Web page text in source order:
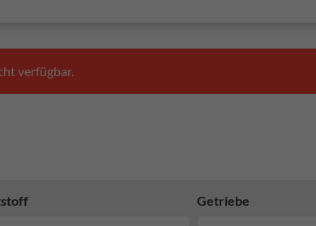
verfügbar.
Getriebe